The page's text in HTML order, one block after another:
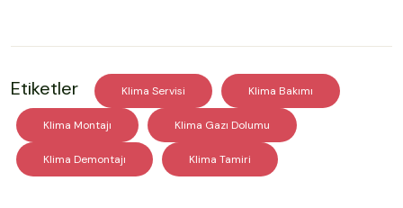
Etiketler Klima Servisi Klima Bakımı
Klima Montajı Klima Gazı Dolumu
Klima Demontajı Klima Tamiri